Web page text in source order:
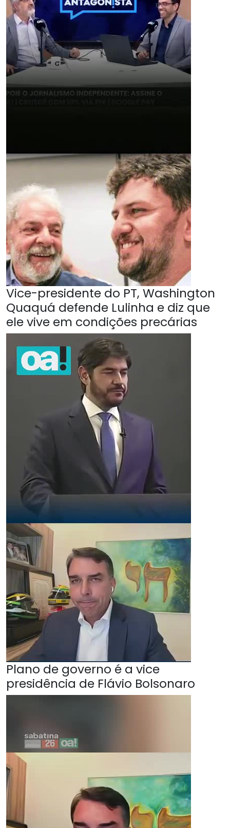
Vice-presidente do PT, Washington
Quaquá defende Lulinha e diz que
ele vive em condições precárias
Plano de governo é a vice
presidência de Flávio Bolsonaro